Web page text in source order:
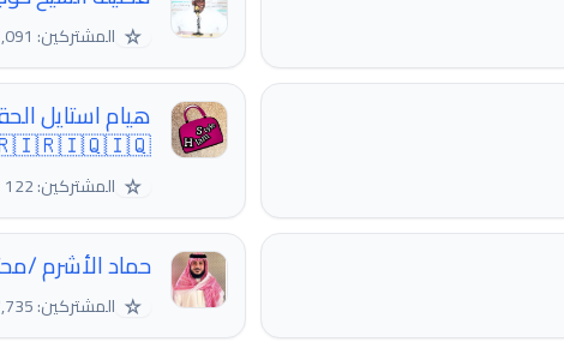
☆ المشتركين: 1,091
هیام استایل
☆ المشتركين: 122
حماد الأشرم /
☆ المشتركين: 7,735